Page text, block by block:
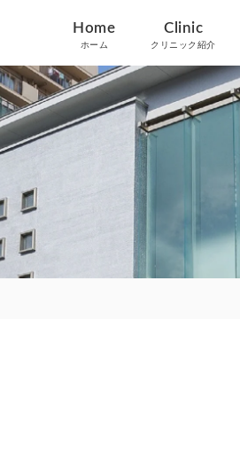
Home
ホーム
Clinic
クリニック紹介